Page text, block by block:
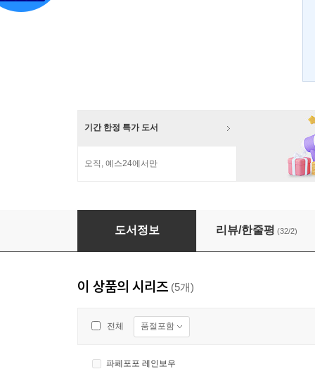
기간 한정 특가 도서
오직, 예스24에서만
파페포포 기다려
도서정보 리뷰/한줄평 (32/2)
이 상품의 시리즈 (5개)
전체 품절포함
파페포포 레인보우